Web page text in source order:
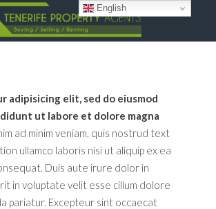
adipisicing elit, sed do eiusmod
ut labore et dolore magna
ad minim veniam, quis nostrud text
ullamco laboris nisi ut aliquip ex ea
Duis aute irure dolor in
in voluptate velit esse cillum dolore
pariatur. Excepteur sint occaecat
English